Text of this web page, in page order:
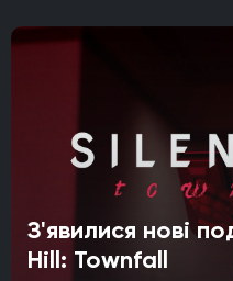
З'явилися нові
Hill: Townfall